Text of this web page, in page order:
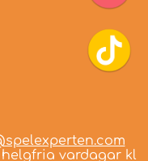
vardagar kl